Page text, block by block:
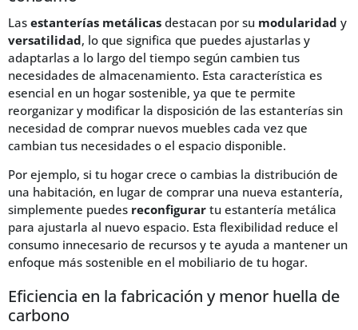
Las estanterías metálicas destacan por su modularidad y
versatilidad, lo que significa que puedes ajustarlas y
adaptarlas a lo largo del tiempo según cambien tus
necesidades de almacenamiento. Esta característica es
esencial en un hogar sostenible, ya que te permite
reorganizar y modificar la disposición de las estanterías sin
necesidad de comprar nuevos muebles cada vez que
cambian tus necesidades o el espacio disponible.
Por ejemplo, si tu hogar crece o cambias la distribución de
una habitación, en lugar de comprar una nueva estantería,
simplemente puedes reconfigurar tu estantería metálica
para ajustarla al nuevo espacio. Esta flexibilidad reduce el
consumo innecesario de recursos y te ayuda a mantener un
enfoque más sostenible en el mobiliario de tu hogar.
Eficiencia en la fabricación y menor huella de
carbono